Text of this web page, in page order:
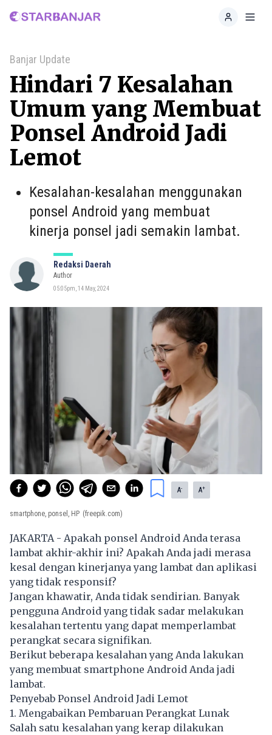
Home
Banjar Update
Hindari 7 Kesalahan
Umum yang Membuat
Ponsel Android Jadi
Lemot
Kesalahan-kesalahan menggunakan
ponsel Android yang membuat
kinerja ponsel jadi semakin lambat.
Redaksi Daerah
Author
05:05pm, 14 May, 2024
A- A+
smartphone, ponsel, HP (freepik.com)
JAKARTA - Apakah ponsel Android Anda terasa
lambat akhir-akhir ini? Apakah Anda jadi merasa
kesal dengan kinerjanya yang lambat dan aplikasi
yang tidak responsif?
Jangan khawatir, Anda tidak sendirian. Banyak
pengguna Android yang tidak sadar melakukan
kesalahan tertentu yang dapat memperlambat
perangkat secara signifikan.
Berikut beberapa kesalahan yang Anda lakukan
yang membuat smartphone Android Anda jadi
lambat.
Penyebab Ponsel Android Jadi Lemot
1. Mengabaikan Pembaruan Perangkat Lunak
Salah satu kesalahan yang kerap dilakukan